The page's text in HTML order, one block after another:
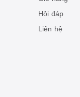
Hỏi đáp
Liên hệ